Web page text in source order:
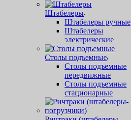
Штабелеры
Штабелеры ручные
Штабелеры
электрические
Столы подъемные
Столы подъемные
передвижные
Столы подъемные
стационарные